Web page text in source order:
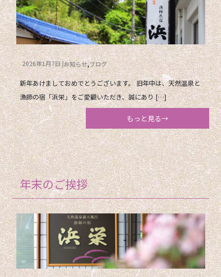
2026年1月7日 お知らせ ブログ
新年あけましておめでとうございます。 旧年中は、天然温泉と
漁師の宿「浜栄」をご愛顧いただき、誠にあり […]
もっと見る→
年末のご挨拶